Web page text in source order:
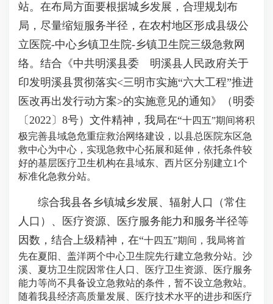
站。在布局方面要根据城乡发展，合理规划布
局，尽量缩短服务半径，在农村地区形成县级公
立医院-中心乡镇卫生院-乡镇卫生院三级急救网
络。结合《中共明溪县委 明溪县人民政府关于
印发明溪县贯彻落实<三明市实施“六大工程”推进
医改再出发行动方案>的实施意见的通知》（明委
〔2022〕8号）文件精神，我局在“十四五”期间将积
极完善县域急危重症救治网络建设，以县总医院东区急
救中心为中心，实现急救中心拓展和延伸，依托条件较
好的基层医疗卫生机构在县域东、西片区分别建立1个
标准化急救分站。
综合我县各乡镇城乡发展、辐射人口（常住
人口）、医疗资源、医疗服务能力和服务半径等
因数，结合上级精神，在“十四五”期间，我局将首
先在夏阳、盖洋两个中心卫生院先行建立急救分站。沙
溪、夏坊卫生院因常住人口、医疗卫生资源、医疗服务
能力等尚不具备设立急救站的条件，暂不设立急救站。
随着我县经济高质量发展、医疗技术水平的进步和医疗